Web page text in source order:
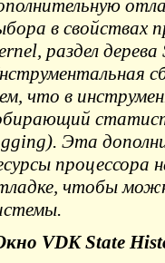
в свойствах
раздел
что в
Эта
процессора
чтобы
VDK State